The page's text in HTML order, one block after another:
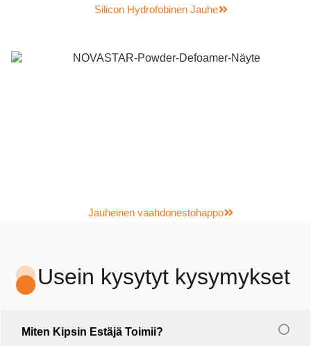
Silicon Hydrofobinen Jauhe
Jauheinen vaahdonestohappo
Usein kysytyt kysymykset
Miten Kipsin Estäjä Toimii?